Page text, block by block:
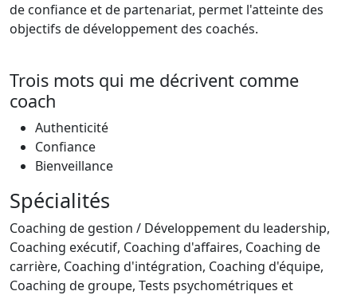
de confiance et de partenariat, permet l'atteinte des
objectifs de développement des coachés.
Trois mots qui me décrivent comme
coach
Authenticité
Confiance
Bienveillance
Spécialités
Coaching de gestion / Développement du leadership,
Coaching exécutif, Coaching d'affaires, Coaching de
carrière, Coaching d'intégration, Coaching d'équipe,
Coaching de groupe, Tests psychométriques et